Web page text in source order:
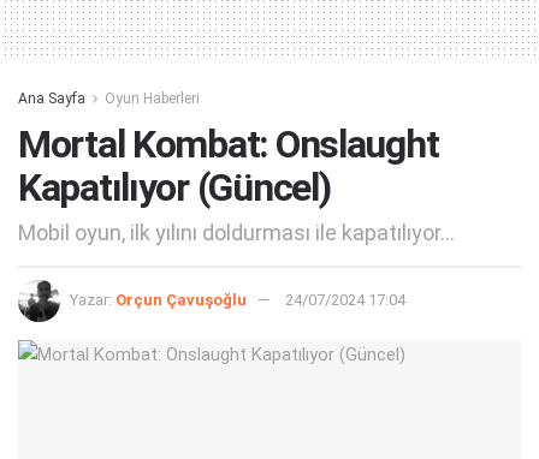
Ana Sayfa Oyun Haberleri
Mortal Kombat: Onslaught
Kapatılıyor (Güncel)
Mobil oyun, ilk yılını doldurması ile kapatılıyor...
Yazar: Orçun Çavuşoğlu 24/07/2024 17:04